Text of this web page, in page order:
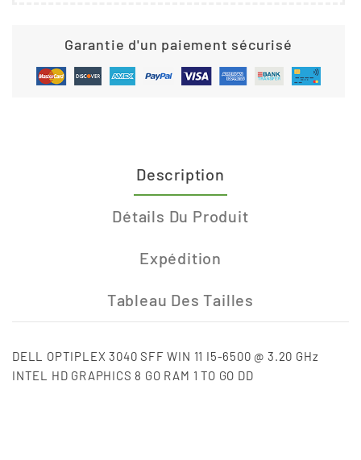
Garantie d'un paiement sécurisé
Description
Détails Du Produit
Expédition
Tableau Des Tailles
DELL OPTIPLEX 3040 SFF WIN 11 I5-6500 @ 3.20 GHz
INTEL HD GRAPHICS 8 GO RAM 1 TO GO DD